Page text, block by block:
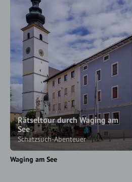
Rätseltour durch Waging am
See
Schatzsuch-Abenteuer
Waging am See